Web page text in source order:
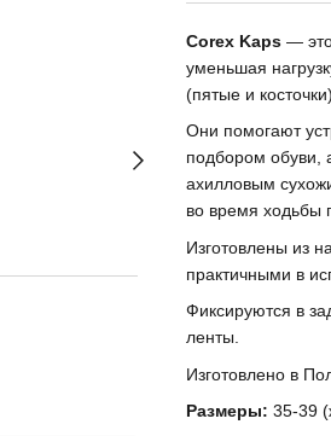
Corex Kaps—
уменьшая
(пятые и
Они помогают
подбором обуви,
ахилловым
во время ходьбы
Изготовлены из
практичными в
Фиксируются в
ленты.
Изготовлено в
Размеры: 35-39